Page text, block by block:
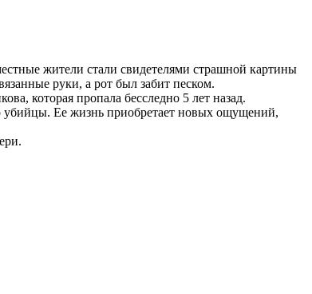
жители стали свидетелями страшной картины
руки, а рот был забит песком.
которая пропала бесследно 5 лет назад.
убийцы. Ее жизнь приобретает новых ощущений,